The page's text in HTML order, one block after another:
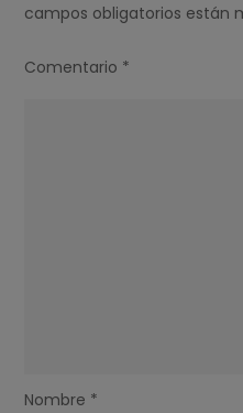
campos obligatorios están
Comentario *
Nombre *